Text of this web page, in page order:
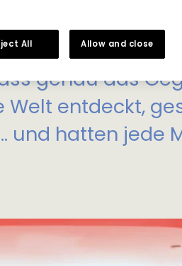
Spielen nicht
genau das
entdeckt,
und hatten jede
All Allow and close